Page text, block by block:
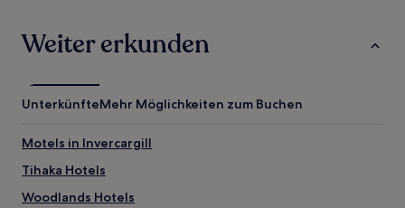
Weiter erkunden
UnterkünfteMehr Möglichkeiten zum Buchen
Motels in Invercargill
Tihaka Hotels
Woodlands Hotels